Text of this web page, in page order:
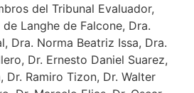
del Tribunal Evaluador,
Langhe de Falcone, Dra.
Dra. Norma Beatriz Issa, Dra.
Dr. Ernesto Daniel Suarez,
Dr. Ramiro Tizon, Dr. Walter